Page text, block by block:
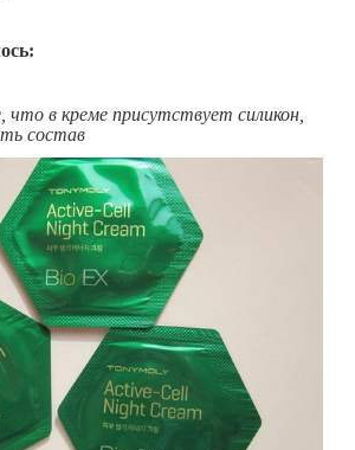
что в креме присутствует силикон,
состав